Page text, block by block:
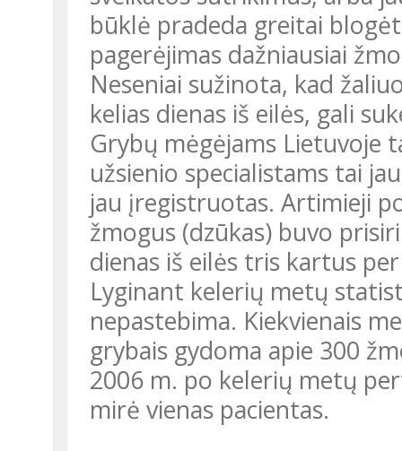
būklė pradeda greitai
pagerėjimas dažniausiai
Neseniai sužinota, kad
kelias dienas iš eilės, gali
Grybų mėgėjams Lietuvoje
užsienio specialistams tai
jau įregistruotas. Artimieji
žmogus (dzūkas) buvo
dienas iš eilės tris kartus
Lyginant kelerių metų
nepastebima. Kiekvienais
grybais gydoma apie 300
2006 m. po kelerių metų
mirė vienas pacientas.